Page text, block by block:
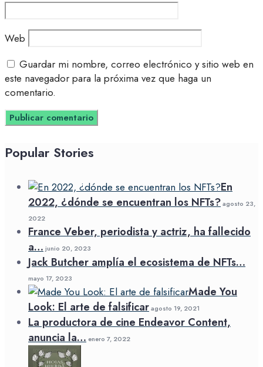
Web
Guardar mi nombre, correo electrónico y sitio web en
este navegador para la próxima vez que haga un
comentario.
Popular Stories
En
2022, ¿dónde se encuentran los NFTs?agosto 23,
2022
France Veber, periodista y actriz, ha fallecido
a… junio 20, 2023
Jack Butcher amplía el ecosistema de NFTs…
mayo 17, 2023
Made You
Look: El arte de falsificaragosto 19, 2021
La productora de cine Endeavor Content,
anuncia la… enero 7, 2022